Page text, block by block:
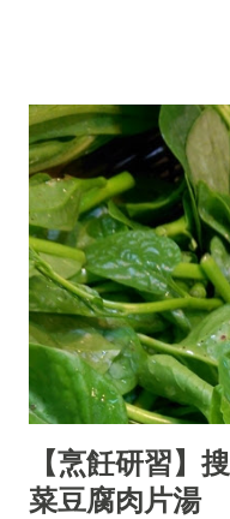
【烹飪研習】
菜豆腐肉片湯